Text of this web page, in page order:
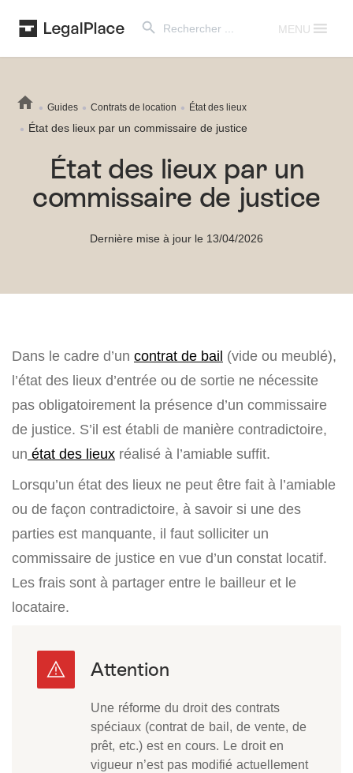
for:
MENU
Guides Contrats de location État des lieux
État des lieux par un commissaire de justice
État des lieux par un
commissaire de justice
Dernière mise à jour le 13/04/2026
Dans le cadre d’un contrat de bail (vide ou meublé),
l’état des lieux d’entrée ou de sortie ne nécessite
pas obligatoirement la présence d’un commissaire
de justice. S’il est établi de manière contradictoire,
un état des lieux réalisé à l’amiable suffit.
Lorsqu’un état des lieux ne peut être fait à l’amiable
ou de façon contradictoire, à savoir si une des
parties est manquante, il faut solliciter un
commissaire de justice en vue d’un constat locatif.
Les frais sont à partager entre le bailleur et le
locataire.
Une réforme du droit des contrats
spéciaux (contrat de bail, de vente, de
prêt, etc.) est en cours. Le droit en
vigueur n’est pas modifié actuellement